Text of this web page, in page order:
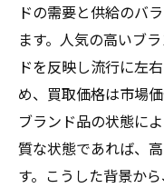
ドの需要と供給のバ
ます。人気の高いブ
ドを反映し流行に左
め、買取価格は市場
ブランド品の状態に
質な状態であれば、
す。こうした背景か